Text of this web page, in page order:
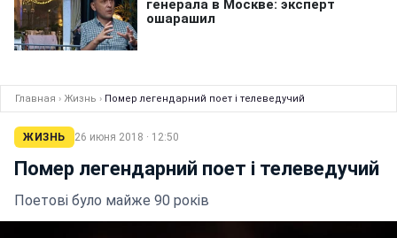
Главная › Жизнь › Помер легендарний поет і телеведучий
ЖИЗНЬ 26 июня 2018 · 12:50
Помер легендарний поет і телеведучий
Поетові було майже 90 років